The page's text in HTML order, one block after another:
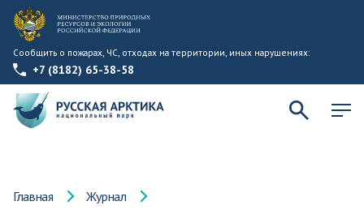
Сообщить о пожарах, ЧС, отходах на территории, иных нарушениях:
+7 (8182) 65-38-58
Главная Журнал